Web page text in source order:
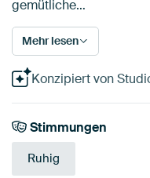
gemütliche…
Mehr lesen
Konzipiert von
Stimmungen
Ruhig